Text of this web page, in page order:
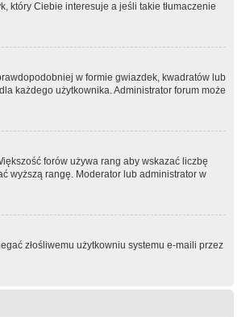
który Ciebie interesuje a jeśli takie tłumaczenie
w formie gwiazdek, kwadratów lub
każdego użytkownika. Administrator forum może
forów używa rang aby wskazać liczbę
wyższą rangę. Moderator lub administrator w
złośliwemu użytkowniu systemu e-maili przez